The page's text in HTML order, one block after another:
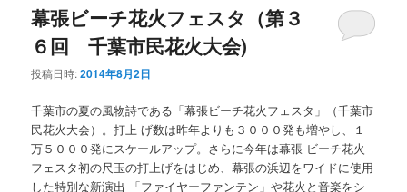
幕張ビーチ花火フェスタ（第３
６回 千葉市民花火大会)
投稿日時:2014年8月2日
千葉市の夏の風物詩である「幕張ビーチ花火フェスタ」（千葉市
民花火大会）。打上 げ数は昨年よりも３０００発も増やし、１
万５０００発にスケールアップ。さらに今年は幕張 ビーチ花火
フェスタ初の尺玉の打上げをはじめ、幕張の浜辺をワイドに使用
した特別な新演出 「ファイヤーファンテン」や花火と音楽をシ